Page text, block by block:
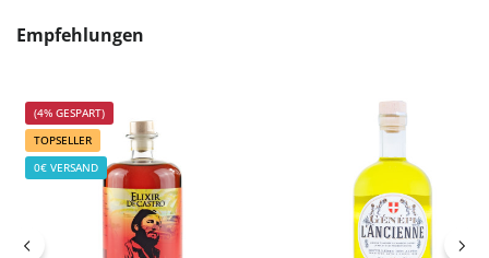
Produktgalerie überspringen
Empfehlungen
(4% GESPART)
TOPSELLER
0€ VERSAND